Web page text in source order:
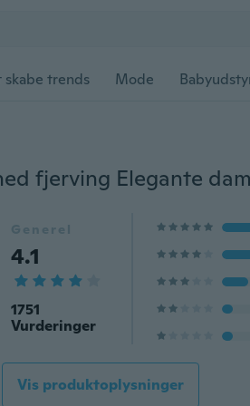
skabe trends Mode
Generel
4.1
1751
Vurderinger
Vis produktoplysninger